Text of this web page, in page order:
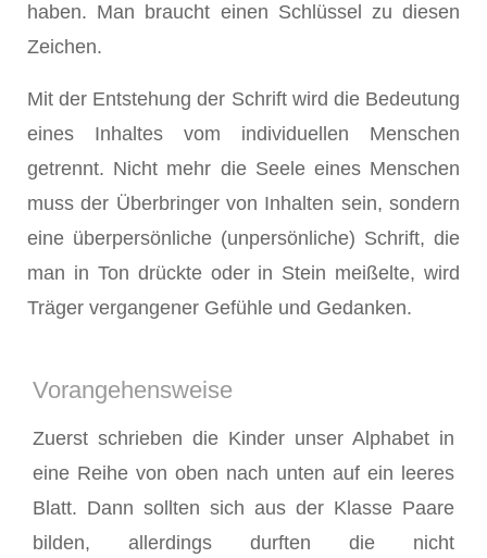
haben. Man braucht einen Schlüssel zu diesen
Zeichen.
Mit der Entstehung der Schrift wird die Bedeutung
eines Inhaltes vom individuellen Menschen
getrennt. Nicht mehr die Seele eines Menschen
muss der Überbringer von Inhalten sein, sondern
eine überpersönliche (unpersönliche) Schrift, die
man in Ton drückte oder in Stein meißelte, wird
Träger vergangener Gefühle und Gedanken.
Vorangehensweise
Zuerst schrieben die Kinder unser Alphabet in
eine Reihe von oben nach unten auf ein leeres
Blatt. Dann sollten sich aus der Klasse Paare
bilden, allerdings durften die nicht